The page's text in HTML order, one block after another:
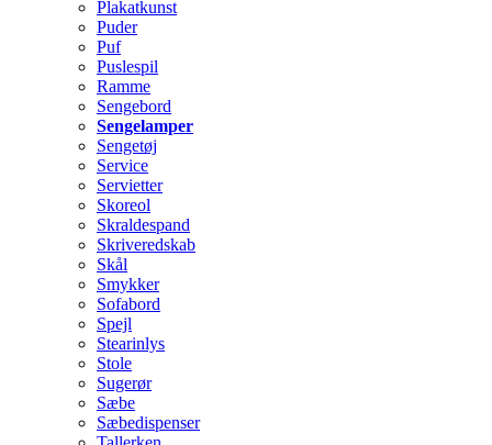
Plakatkunst
Puder
Puf
Puslespil
Ramme
Sengebord
Sengelamper
Sengetøj
Service
Servietter
Skoreol
Skraldespand
Skriveredskab
Skål
Smykker
Sofabord
Spejl
Stearinlys
Stole
Sugerør
Sæbe
Sæbedispenser